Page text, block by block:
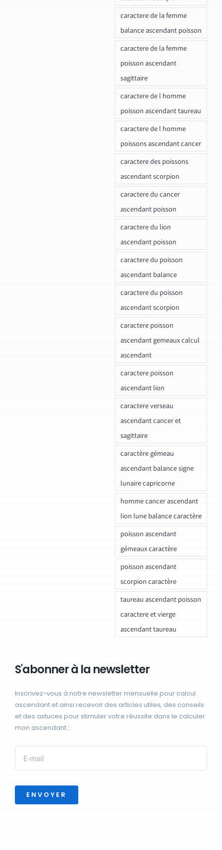
caractere de la femme
balance ascendant poisson
caractere de la femme
poisson ascendant
sagittaire
caractere de l homme
poisson ascendant taureau
caractere de l homme
poissons ascendant cancer
caractere des poissons
ascendant scorpion
caractere du cancer
ascendant poisson
caractere du lion
ascendant poisson
caractere du poisson
ascendant balance
caractere du poisson
ascendant scorpion
caractere poisson
ascendant gemeaux calcul
ascendant
caractere poisson
ascendant lion
caractere verseau
ascendant cancer et
sagittaire
caractère gémeau
ascendant balance signe
lunaire capricorne
homme cancer ascendant
lion lune balance caractère
poisson ascendant
gémeaux caractère
poisson ascendant
scorpion caractère
taureau ascendant poisson
caractere et vierge
ascendant taureau
S'abonner à la newsletter
Inscrivez-vous à notre newsletter mensuelle pour calcul
ascendant et ainsi recevoir des articles utiles, des conseils
et des astuces pour stimuler votre réussite dans le calculer
mon ascendant :
ENVOYER